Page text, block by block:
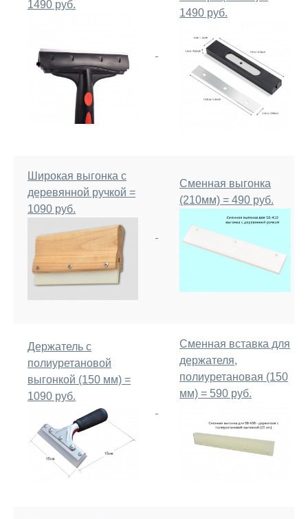
1490 руб.
1490 руб.
Широкая выгонка с
деревянной ручкой =
1090 руб.
Сменная выгонка
(210мм) = 490 руб.
Держатель с
полиуретановой
выгонкой (150 мм) =
1090 руб.
Сменная вставка для
держателя,
полиуретановая (150
мм) = 590 руб.